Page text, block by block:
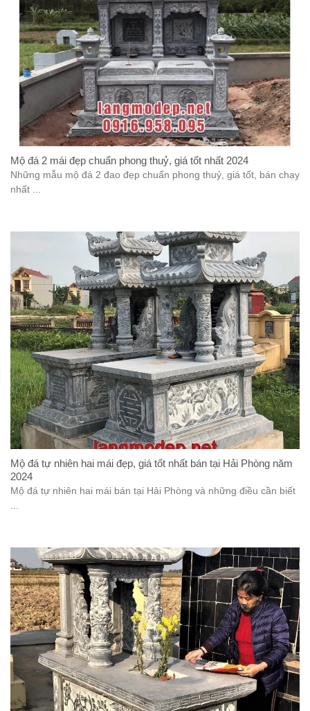
Mộ đá 2 mái đẹp chuẩn phong thuỷ, giá tốt nhất 2024
Những mẫu mộ đá 2 đao đẹp chuẩn phong thuỷ, giá tốt, bán chạy
nhất ...
Mộ đá tự nhiên hai mái đẹp, giá tốt nhất bán tại Hải Phòng năm
2024
Mộ đá tự nhiên hai mái bán tại Hải Phòng và những điều cần biết
...